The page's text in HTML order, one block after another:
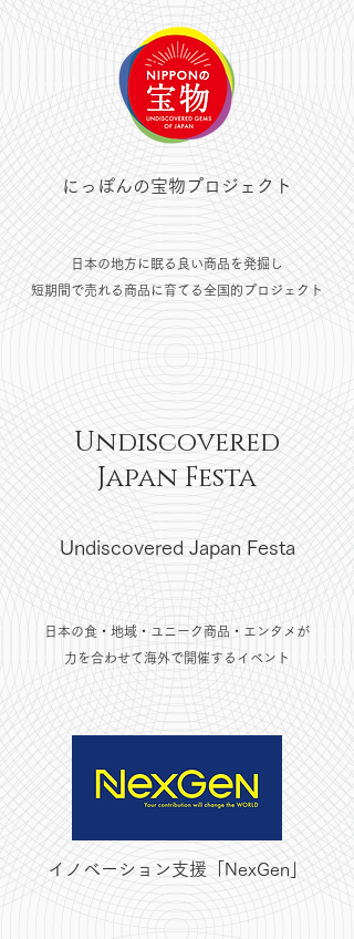
にっぽんの宝物プロジェクト
​日本の地方に眠る良い商品を発掘し
​短期間で売れる商品に育てる全国的プロジェクト
Undiscovered
Japan Festa
Undiscovered Japan Festa
日本の食・地域・ユニーク商品・エンタメが
力を合わせて海外で開催するイベント
イノベーション支援「NexGen」